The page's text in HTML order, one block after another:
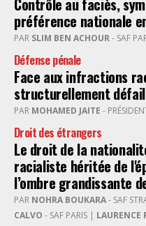
préférence nationale
PAR SLIM BEN ACHOUR- SAF
Défense pénale
Face aux infractions
structurellement
PAR MOHAMED JAITE -
Droit des étrangers
Le droit de la
racialiste héritée de
l’ombre grandissante
PAR NOHRA BOUKARA- SAF
CALVO
- SAF PARIS | LAURENCE